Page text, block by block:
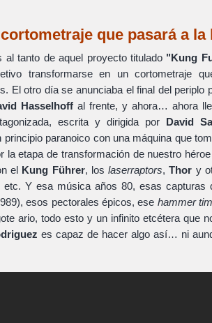
que pasará a
al tanto de aquel proyecto titulado "Kung
transformarse en un cortometraje
El otro día se anunciaba el final del periplo
Hasselhoffal frente, y ahora… ahora
escrita y dirigida por David
principio paranoico con una máquina que
la etapa de transformación de nuestro
el Kung Führer, loslaserraptors,Thor y
etc. Y esa música años 80, esas capturas
esos pectorales épicos, ese hammer
ario, todo esto y un infinito etcétera que
es capaz de hacer algo así… ni